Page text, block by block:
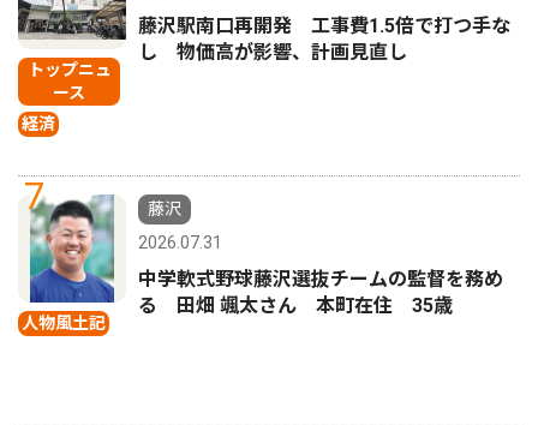
トップニュ
ース
経済
藤沢駅南口再開発 工事費1.5倍で打つ手な
し 物価高が影響、計画見直し
7
人物風土記
藤沢
2026.07.31
中学軟式野球藤沢選抜チームの監督を務め
る 田畑 颯太さん 本町在住 35歳